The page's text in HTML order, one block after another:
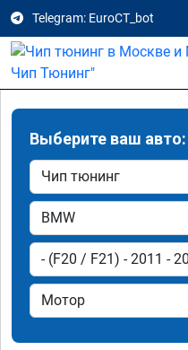
Telegram: EuroCT_bot
Выберите ваш авто: